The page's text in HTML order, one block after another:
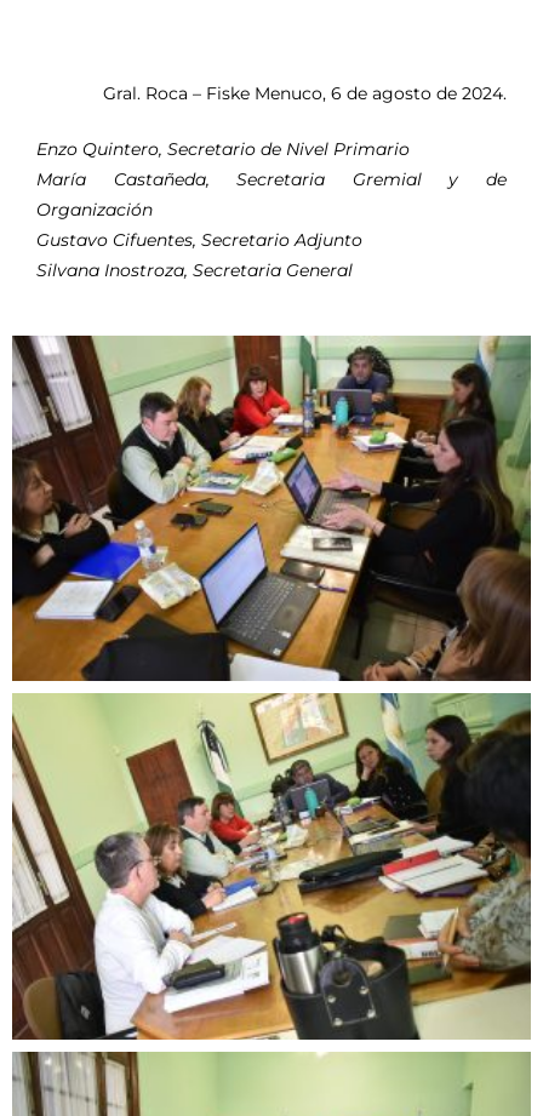
Gral. Roca – Fiske Menuco, 6 de agosto de 2024.
Enzo Quintero, Secretario de Nivel Primario
María Castañeda, Secretaria Gremial y de
Organización
Gustavo Cifuentes, Secretario Adjunto
Silvana Inostroza, Secretaria General